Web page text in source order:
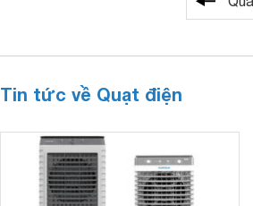
Tin tức về Quạt điện